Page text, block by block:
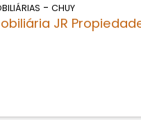
- CHUY
JR